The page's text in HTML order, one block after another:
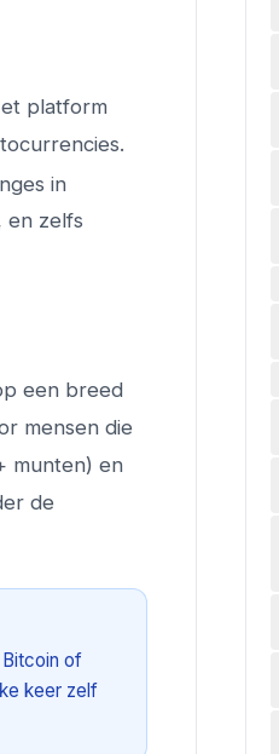
platform
in
en zelfs
een breed
mensen die
munten) en
de
of
keer zelf